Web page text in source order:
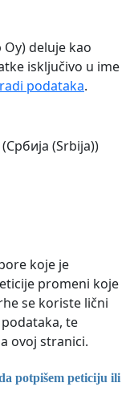
deluje kao
isključivo u ime
podataka.
(Srbija))
koje je
promeni koje
se koriste lični
te
ovoj stranici.
potpišem peticiju ili